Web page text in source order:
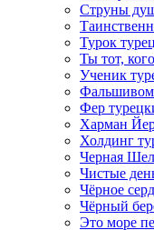
Струны
Турок
Ты тот,
Ученик
Фер
Харман
Холдинг
Черная
Чистые
Чёрное
Чёрный
Это море